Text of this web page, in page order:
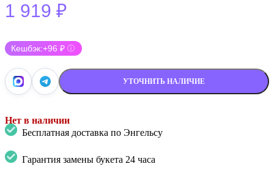
1 919 ₽
Кешбэк:+96 ₽ ⓘ
УТОЧНИТЬ НАЛИЧИЕ
Нет в наличии
Бесплатная доставка по Энгельсу
Гарантия замены букета 24 часа